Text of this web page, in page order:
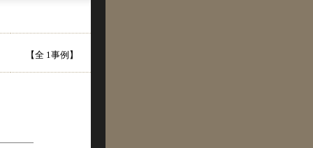
【全 1事例】